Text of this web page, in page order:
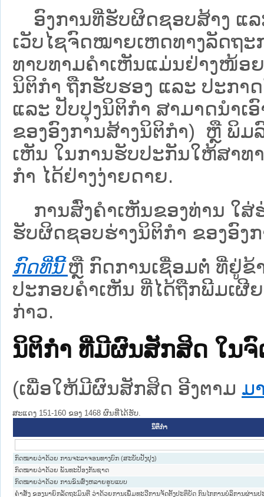
ອົງການທີ່ຮັບຜິດຊອບສ້າງ ແລ
ເວັບ​ໄຊຈົດໝາຍເຫດທາງລັດຖະ
ທາບທາມຄໍາເຫັນແມ່ນຢ່າງໜ້ອ
ນິຕິກໍາ ຖືກຮັບຮອງ ແລະ ປະກາ
ແລະ ປັບປຸງນິຕິກໍາ ສາມາດນຳເ
ຂອງອົງການສ້າງນິຕິກຳ) ຫຼື ພິມ
ເຫັນ ໃນການຮັບປະກັນໃຫ້ສາທ
ກຳ ໄດ້ຢ່າງງ່າຍດາຍ.
ການສົ່ງຄໍາເຫັນຂອງທ່ານ ໃສ່
ຮັບຜິດຊອບຮ່າງນິຕິກຳ ຂອງອົງ
ກົດທີ່ນີ້ ຫຼື ກົດການເຊື່ອມຕໍ່ ທີ່ຢູ່ຂ້
ປະກອບຄຳເຫັນ ທີ່ໄດ້ຖືກພີມເຜີ
ກ່າວ.
ນິຕິກໍາ ທີ່ມີຜົນສັກສິດ ໃນ
(ເພື່ອໃຫ້ມີຜົນສັກສິດ ອີງຕາມ ມ
ສະແດງ 151-160 ຂອງ 1468 ຜົນທີ່ໄດ້ຮັບ.
ນິຕິກໍາ
ກົດໝາຍວ່າດ້ວຍ ການຈະລາຈອນທາງບົກ (ສະບັບປັງປຸງ)
ກົດໝາຍວ່າດ້ວຍ ພັນທະປ້ອງກັນຊາດ
ກົດໝາຍວ່າດ້ວຍ ການຂົນສົ່ງຫລາຍຮູບແບບ
ຄຳສັ່ງ ຂອງນາຍົກລັດຖະມົນຕີ ວ່າດ້ວຍການເພີ່ມທະວີການຈັດຕັ້ງປະຕິບັດ ກົນໄກການບໍລິການຜ່ານປ